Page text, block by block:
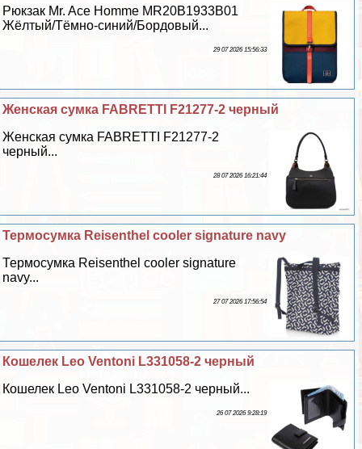
Рюкзак Mr. Ace Homme MR20B1933B01
Жёлтый/Тёмно-синий/Бордовый...
29 07 2026 15:56:33
Женская сумка FABRETTI F21277-2 черный
Женская сумка FABRETTI F21277-2
черный...
28 07 2026 16:21:44
Термосумка Reisenthel cooler signature navy
Термосумка Reisenthel cooler signature
navy...
27 07 2026 17:56:54
Кошелек Leo Ventoni L331058-2 черный
Кошелек Leo Ventoni L331058-2 черный...
26 07 2026 9:28:19